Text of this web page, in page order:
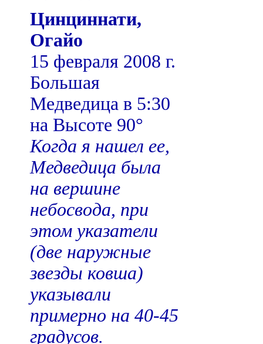
Цинциннати,
Огайо
15 февраля 2008 г.
Большая
Медведица в 5:30
на Высоте 90°
Когда я нашел ее,
Медведица была
на вершине
небосвода, при
этом указатели
(две наружные
звезды ковша)
указывали
примерно на 40-45
градусов.